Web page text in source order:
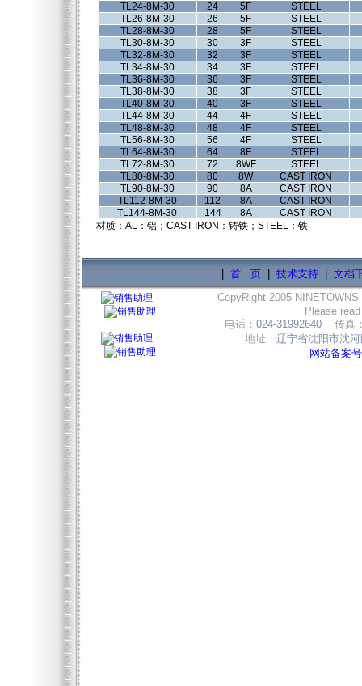
TL24-8M-30
24 5F
STEEL
TL26-8M-30
26 5F
STEEL
TL28-8M-30
28 5F
STEEL
TL30-8M-30
30 3F
STEEL
TL32-8M-30
32 3F
STEEL
TL34-8M-30
34 3F
STEEL
TL36-8M-30
36 3F
STEEL
TL38-8M-30
38 3F
STEEL
TL40-8M-30
40 3F
STEEL
TL44-8M-30
44 4F
STEEL
TL48-8M-30
48 4F
STEEL
TL56-8M-30
56 4F
STEEL
TL64-8M-30
64 8F
STEEL
TL72-8M-30
72 8WF
STEEL
TL80-8M-30
80 8W
CAST IRON
TL90-8M-30
90 8A
CAST IRON
TL112-8M-30
112 8A
CAST IRON
TL144-8M-30
144 8A
CAST IRON
材质：AL：铝；CAST IRON：铸铁；STEEL：铁
首 页| 技术支持| 文档
CopyRight 2005 NINETOWNS
Please
电话： 024-31992640 传真
地址： 辽宁省沈阳市沈
网站备案